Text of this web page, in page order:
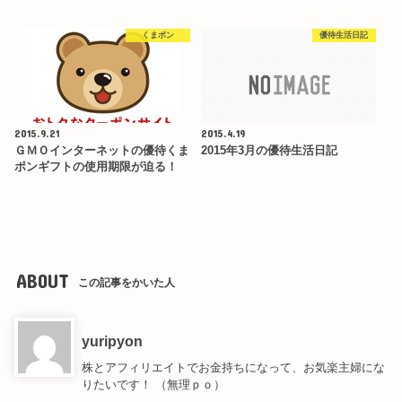
くまポン
2015.9.21
ＧＭＯインターネットの優待くま
ポンギフトの使用期限が迫る！
優待生活日記
2015.4.19
2015年3月の優待生活日記
ABOUT この記事をかいた人
yuripyon
株とアフィリエイトでお金持ちになって、お気楽主婦にな
りたいです！ （無理ｐｏ）